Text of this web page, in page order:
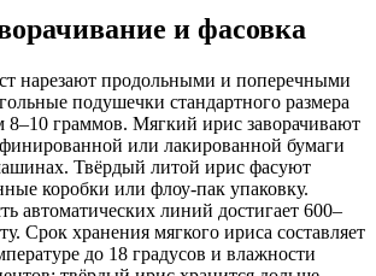
и фасовка
нарезают продольными и поперечными
подушечки стандартного размера
8–10 граммов. Мягкий ирис заворачивают
или лакированной бумаги
Твёрдый литой ирис фасуют
коробки или флоу-пак упаковку.
автоматических линий достигает 600–
Срок хранения мягкого ириса составляет
до 18 градусов и влажности